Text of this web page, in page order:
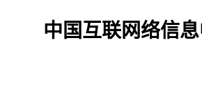
中国互联网络信